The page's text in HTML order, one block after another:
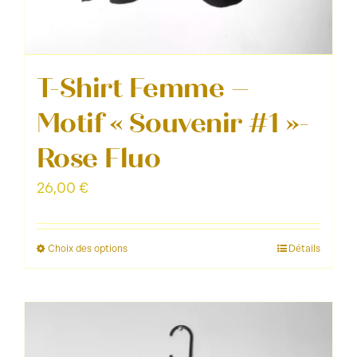
T-Shirt Femme –
Motif « Souvenir #1 »-
Rose Fluo
26,00 €
Choix des optionsCe
a
plusieurs
variations.
Détails